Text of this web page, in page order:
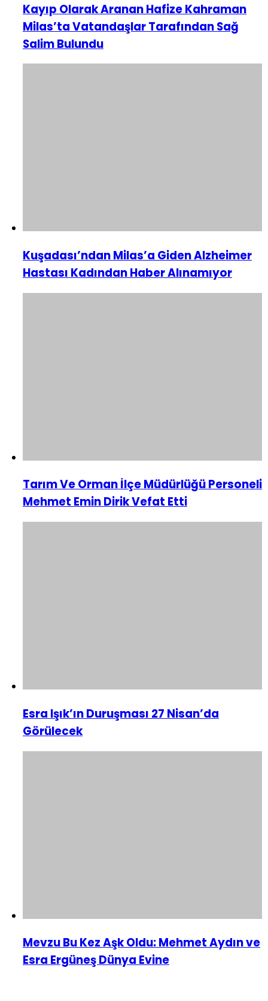
Kayıp Olarak Aranan Hafize Kahraman
Milas’ta Vatandaşlar Tarafından Sağ
Salim Bulundu
Kuşadası’ndan Milas’a Giden Alzheimer
Hastası Kadından Haber Alınamıyor
Tarım Ve Orman İlçe Müdürlüğü Personeli
Mehmet Emin Dirik Vefat Etti
Esra Işık’ın Duruşması 27 Nisan’da
Görülecek
Mevzu Bu Kez Aşk Oldu: Mehmet Aydın ve
Esra Ergüneş Dünya Evine